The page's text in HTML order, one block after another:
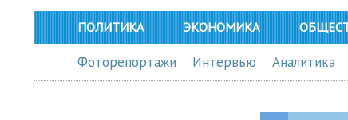
ПОЛИТИКА ЭКОНОМИКА
Фоторепортажи Интервью Аналитика